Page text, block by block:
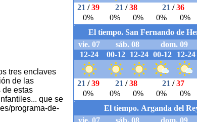
tres enclaves
de las
de estas
que se
programa-de-